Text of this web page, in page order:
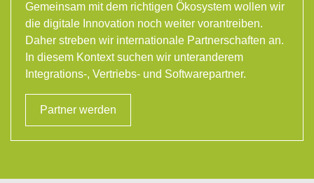
Gemeinsam mit dem richtigen Ökosystem wollen wir
die digitale Innovation noch weiter vorantreiben.
Daher streben wir internationale Partnerschaften an.
In diesem Kontext suchen wir unteranderem
Integrations-, Vertriebs- und Softwarepartner.
Partner werden